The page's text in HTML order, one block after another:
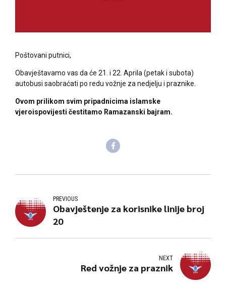
Poštovani putnici,
Obavještavamo vas da će 21. i 22. Aprila (petak i subota)
autobusi saobraćati po redu vožnje za nedjelju i praznike.
Ovom prilikom svim pripadnicima islamske
vjeroispovijesti čestitamo Ramazanski bajram.
PREVIOUS
Obavještenje za korisnike linije broj
20
NEXT
Red vožnje za praznik